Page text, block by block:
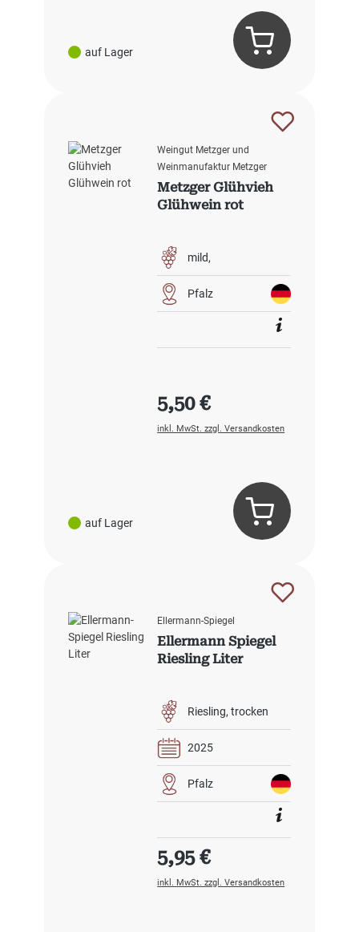
auf Lager
auf Lager
Weingut Metzger und
Weinmanufaktur Metzger
Metzger Glühvieh
Glühwein rot
mild
Pfalz
Regulärer Preis:
5,50 €
inkl. MwSt. zzgl. Versandkosten
Ellermann-Spiegel
Ellermann Spiegel
Riesling Liter
Riesling trocken
2025
Pfalz
Regulärer Preis:
5,95 €
inkl. MwSt. zzgl. Versandkosten